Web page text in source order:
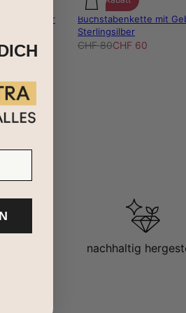
- 925er
Buchstabenkette mit
Sterlingsilber
CHF 80CHF 60
nachhaltig